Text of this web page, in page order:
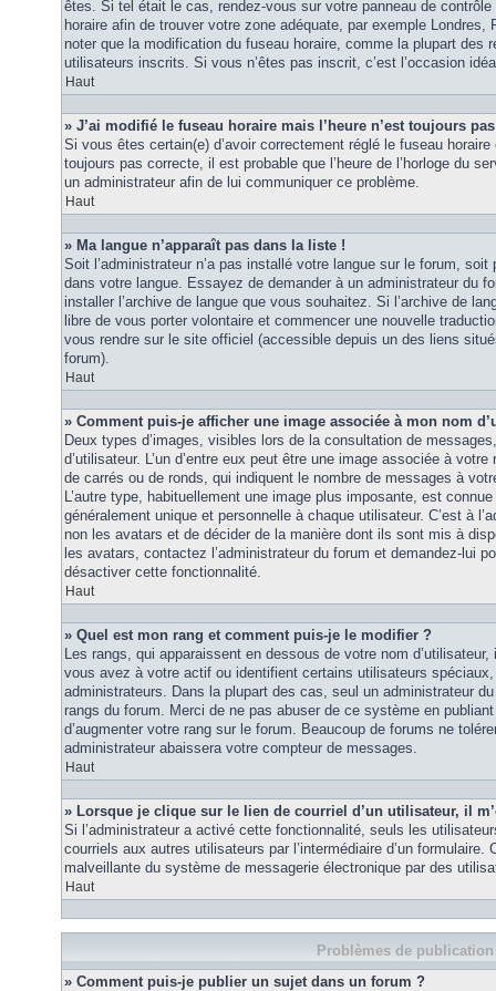
êtes. Si tel était le cas, rendez-vous sur votre panneau de
horaire afin de trouver votre zone adéquate, par exemple
noter que la modification du fuseau horaire, comme la plupart des
utilisateurs inscrits. Si vous n’êtes pas inscrit, c’est l’occasion
Haut
» J’ai modifié le fuseau horaire mais l’heure n’est toujours
Si vous êtes certain(e) d’avoir correctement réglé le fuseau horaire
toujours pas correcte, il est probable que l’heure de l’horloge du
un administrateur afin de lui communiquer ce problème.
Haut
» Ma langue n’apparaît pas dans la liste !
Soit l’administrateur n’a pas installé votre langue sur le forum, soit
dans votre langue. Essayez de demander à un administrateur du
installer l’archive de langue que vous souhaitez. Si l’archive de
libre de vous porter volontaire et commencer une nouvelle
vous rendre sur le site officiel (accessible depuis un des liens
forum).
Haut
» Comment puis-je afficher une image associée à mon nom
Deux types d’images, visibles lors de la consultation de
d’utilisateur. L’un d’entre eux peut être une image associée à
de carrés ou de ronds, qui indiquent le nombre de messages à
L’autre type, habituellement une image plus imposante, est
généralement unique et personnelle à chaque utilisateur. C’est à
non les avatars et de décider de la manière dont ils sont mis à
les avatars, contactez l’administrateur du forum et demandez-lui
désactiver cette fonctionnalité.
Haut
» Quel est mon rang et comment puis-je le modifier ?
Les rangs, qui apparaissent en dessous de votre nom
vous avez à votre actif ou identifient certains utilisateurs
administrateurs. Dans la plupart des cas, seul un administrateur
rangs du forum. Merci de ne pas abuser de ce système en
d’augmenter votre rang sur le forum. Beaucoup de forums ne
administrateur abaissera votre compteur de messages.
Haut
» Lorsque je clique sur le lien de courriel d’un utilisateur, il
Si l’administrateur a activé cette fonctionnalité, seuls les
courriels aux autres utilisateurs par l’intermédiaire d’un formulaire.
malveillante du système de messagerie électronique par des
Haut
Problèmes de publication
» Comment puis-je publier un sujet dans un forum ?